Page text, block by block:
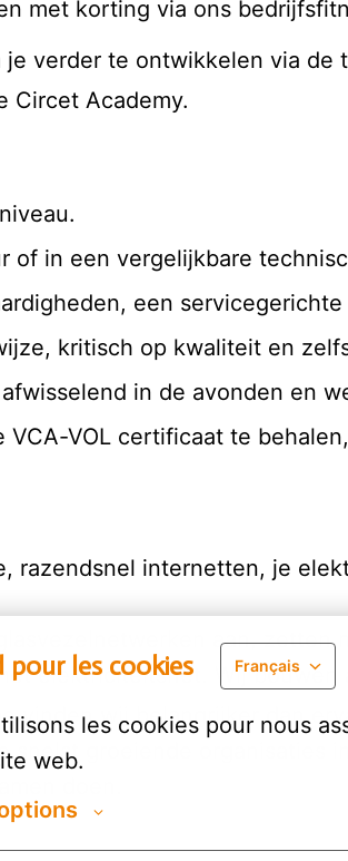
pour les cookies Français
les cookies pour nous
web.
met korting via ons
je verder te ontwikkelen via
Circet Academy.
of in een vergelijkbare
een
kritisch op kwaliteit en
in de avonden en
VCA-VOL certificaat te
razendsnel internetten, je
aan, zetten
elektriciteitsnet. Wij
vinden wij belangrijker dan
snelst groeiende organisaties
doen.